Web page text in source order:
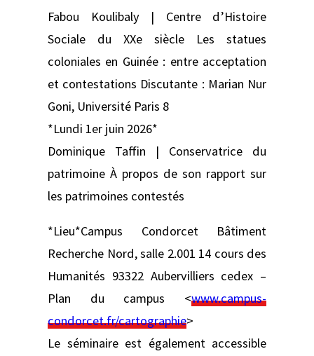
Fabou Koulibaly | Centre d’Histoire
Sociale du XXe siècle Les statues
coloniales en Guinée : entre acceptation
et contestations Discutante : Marian Nur
Goni, Université Paris 8
*Lundi 1er juin 2026*
Dominique Taffin | Conservatrice du
patrimoine À propos de son rapport sur
les patrimoines contestés
*Lieu*Campus Condorcet Bâtiment
Recherche Nord, salle 2.001 14 cours des
Humanités 93322 Aubervilliers cedex –
Plan du campus <www.campus-
condorcet.fr/cartographie>
Le séminaire est également accessible